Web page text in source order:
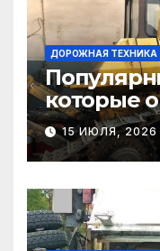
ДОРОЖНАЯ ТЕХНИКА
которые
и
15 ИЮЛЯ, 2026